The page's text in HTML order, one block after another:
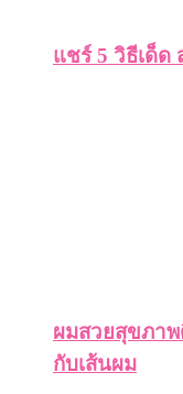
แชร์ 5 วิธีเด็ด
ผมสวยสุขภาพ
กับเส้นผม